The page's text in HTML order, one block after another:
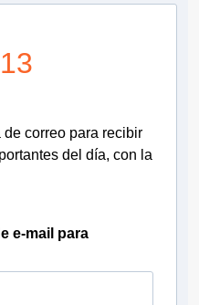
de correo para recibir
del día, con la
e-mail para